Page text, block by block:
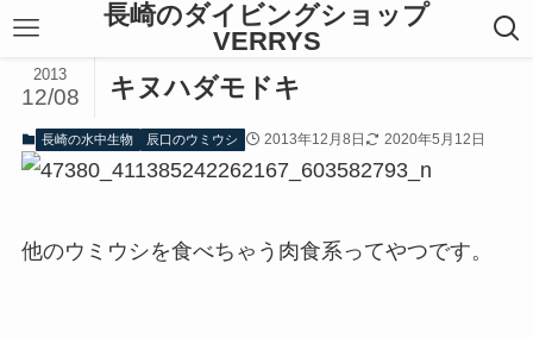
長崎のダイビングショップ
VERRYS
キヌハダモドキ
2013
12/08
長崎の水中生物 辰口のウミウシ 2013年12月8日 2020年5月12日
他のウミウシを食べちゃう肉食系ってやつです。